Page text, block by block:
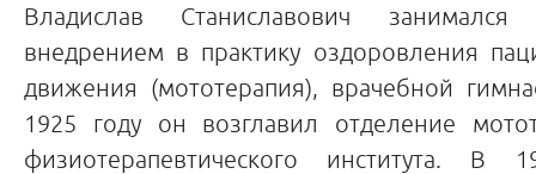
Владислав Станиславович
внедрением в практику оздоровления
движения (мототерапия), врачебной
1925 году он возглавил отделение
физиотерапевтического института. В